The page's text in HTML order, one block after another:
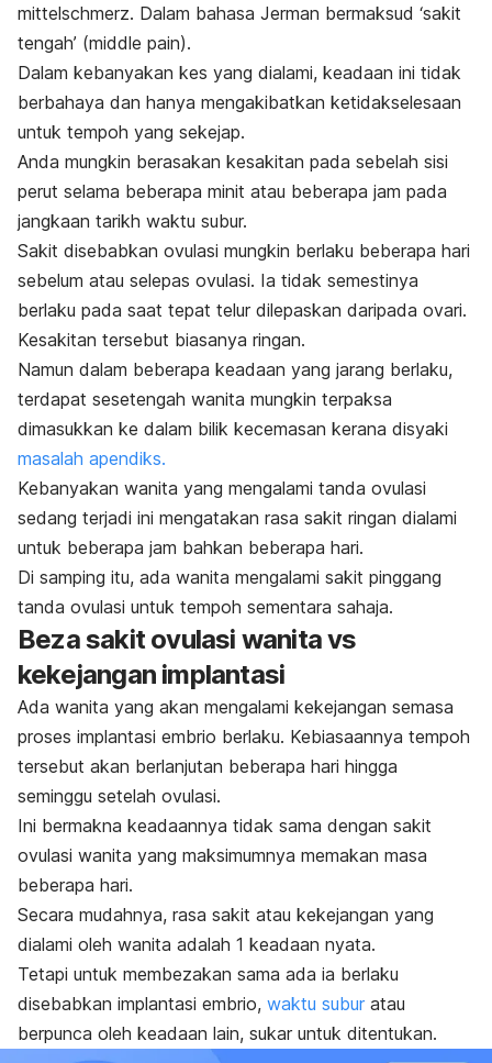
mittelschmerz. Dalam bahasa Jerman bermaksud ‘sakit
tengah’ (middle pain).
Dalam kebanyakan kes yang dialami, keadaan ini tidak
berbahaya dan hanya mengakibatkan ketidakselesaan
untuk tempoh yang sekejap.
Anda mungkin berasakan kesakitan pada sebelah sisi
perut selama beberapa minit atau beberapa jam pada
jangkaan tarikh waktu subur.
Sakit disebabkan ovulasi mungkin berlaku beberapa hari
sebelum atau selepas ovulasi. Ia tidak semestinya
berlaku pada saat tepat telur dilepaskan daripada ovari.
Kesakitan tersebut biasanya ringan.
Namun dalam beberapa keadaan yang jarang berlaku,
terdapat sesetengah wanita mungkin terpaksa
dimasukkan ke dalam bilik kecemasan kerana disyaki
masalah apendiks.
Kebanyakan wanita yang mengalami tanda ovulasi
sedang terjadi ini mengatakan rasa sakit ringan dialami
untuk beberapa jam bahkan beberapa hari.
Di samping itu, ada wanita mengalami sakit pinggang
tanda ovulasi untuk tempoh sementara sahaja.
Beza sakit ovulasi wanita vs
kekejangan implantasi
Ada wanita yang akan mengalami kekejangan semasa
proses implantasi embrio berlaku. Kebiasaannya tempoh
tersebut akan berlanjutan beberapa hari hingga
seminggu setelah ovulasi.
Ini bermakna keadaannya tidak sama dengan sakit
ovulasi wanita yang maksimumnya memakan masa
beberapa hari.
Secara mudahnya, rasa sakit atau kekejangan yang
dialami oleh wanita adalah 1 keadaan nyata.
Tetapi untuk membezakan sama ada ia berlaku
disebabkan implantasi embrio, waktu subur atau
berpunca oleh keadaan lain, sukar untuk ditentukan.